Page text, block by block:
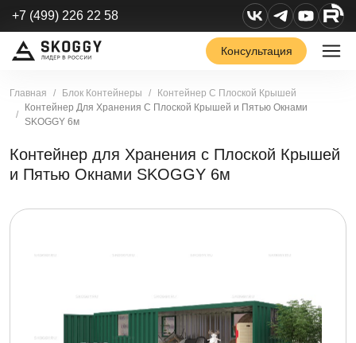
+7 (499) 226 22 58
Консультация
Главная Блок Контейнеры
Контейнер С Плоской Крышей
Контейнер Для Хранения С Плоской Крышей и Пятью Окнами
SKOGGY 6м
Контейнер для Хранения с Плоской Крышей
и Пятью Окнами SKOGGY 6м